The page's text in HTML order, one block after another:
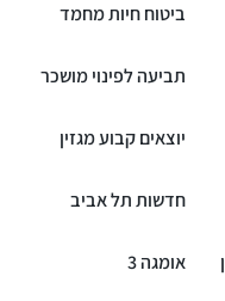
ביטוח חיות מחמד
תביעה לפינוי מושכר
יוצאים קבוע מגזין
חדשות תל אביב
אומגה 3